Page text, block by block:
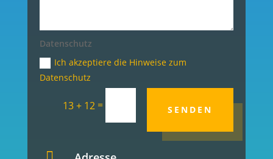
Datenschutz
Ich akzeptiere die Hinweise zum
Datenschutz
13 + 12 = SENDEN